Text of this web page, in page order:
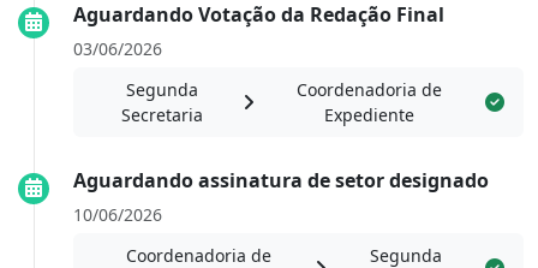
Aguardando Votação da Redação Final
03/06/2026
Segunda
Secretaria
Coordenadoria de
Expediente
Aguardando assinatura de setor designado
10/06/2026
Coordenadoria de
Segunda